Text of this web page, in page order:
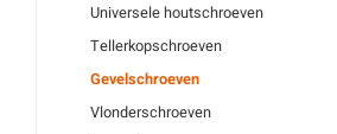
Universele houtschroeven
Tellerkopschroeven
Gevelschroeven
Vlonderschroeven